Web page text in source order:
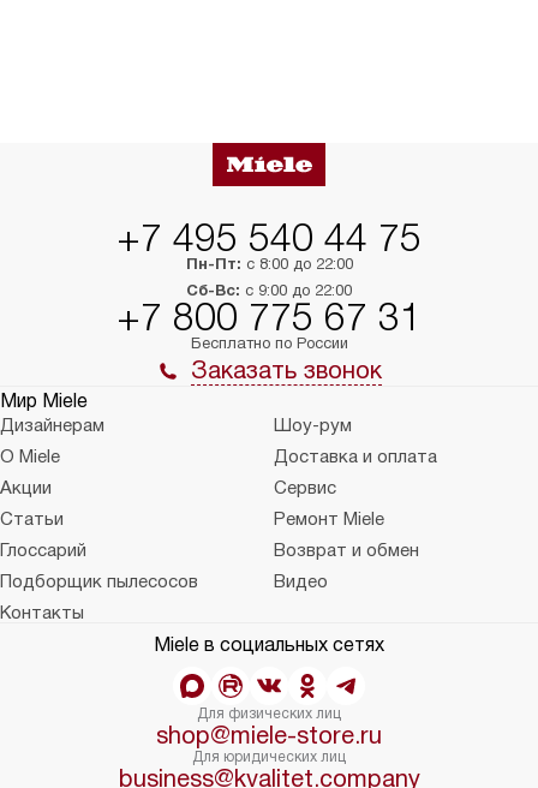
+7 495 540 44 75
Пн-Пт: с 8:00 до 22:00
Сб-Вс: с 9:00 до 22:00
+7 800 775 67 31
Бесплатно по России
Заказать звонок
Мир Miele
Дизайнерам
Шоу-рум
О Miele
Доставка и оплата
Акции
Сервис
Статьи
Ремонт Miele
Глоссарий
Возврат и обмен
Подборщик пылесосов
Видео
Контакты
Miele в социальных сетях
Для физических лиц
shop@miele-store.ru
Для юридических лиц
business@kvalitet.company